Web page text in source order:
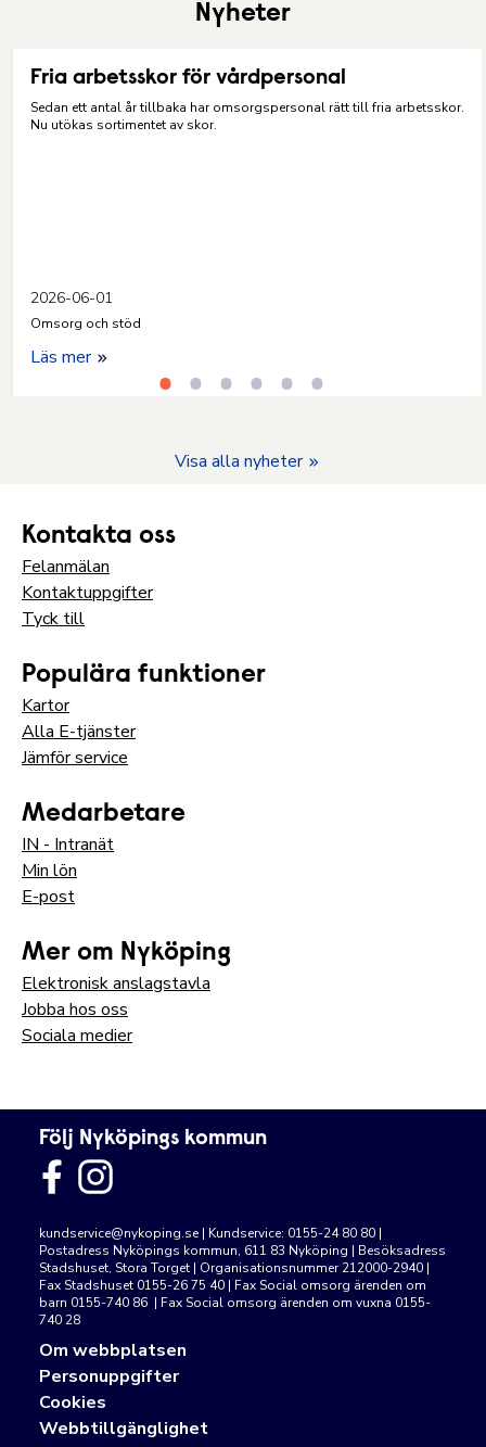
Nyheter
Fria arbetsskor för vårdpersonal
Sedan ett antal år tillbaka har omsorgspersonal rätt till fria arbetsskor.
Nu utökas sortimentet av skor.
2026-06-01
Omsorg och stöd
Läs mer
Visa alla nyheter
Kontakta oss
Felanmälan
Kontaktuppgifter
Tyck till
Populära funktioner
Kartor
Alla E-tjänster
Jämför service
Medarbetare
IN - Intranät
Min lön
E-post
Mer om Nyköping
Elektronisk anslagstavla
Jobba hos oss
Sociala medier
Följ Nyköpings kommun
kundservice@nykoping.se | Kundservice: 0155-24 80 80 |
Postadress Nyköpings kommun, 611 83 Nyköping | Besöksadress
Stadshuset, Stora Torget | Organisationsnummer 212000-2940 |
Fax Stadshuset 0155-26 75 40 | Fax Social omsorg ärenden om
barn 0155-740 86 | Fax Social omsorg ärenden om vuxna 0155-
740 28
Om webbplatsen
Personuppgifter
Cookies
Webbtillgänglighet